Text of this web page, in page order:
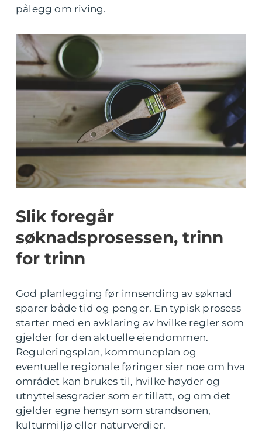
pålegg om riving.
Slik foregår
søknadsprosessen, trinn
for trinn
God planlegging før innsending av søknad
sparer både tid og penger. En typisk prosess
starter med en avklaring av hvilke regler som
gjelder for den aktuelle eiendommen.
Reguleringsplan, kommuneplan og
eventuelle regionale føringer sier noe om hva
området kan brukes til, hvilke høyder og
utnyttelsesgrader som er tillatt, og om det
gjelder egne hensyn som strandsonen,
kulturmiljø eller naturverdier.